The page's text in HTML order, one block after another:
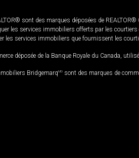
sont des marques déposées de
les services immobiliers offerts par les
les services immobiliers que fournissent les
déposée de la Banque Royale du Canada,
BridgemarqMD sont des marques de